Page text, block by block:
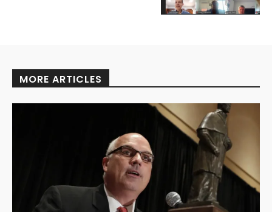
MORE ARTICLES